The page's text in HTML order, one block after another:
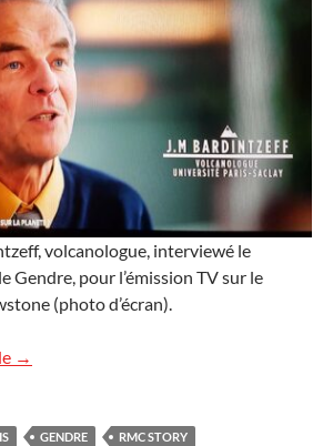
volcanologue, interviewé le
Gendre, pour l’émission TV sur le
(photo d’écran).
Yellowstone en replay
→
GENDRE
RMC STORY